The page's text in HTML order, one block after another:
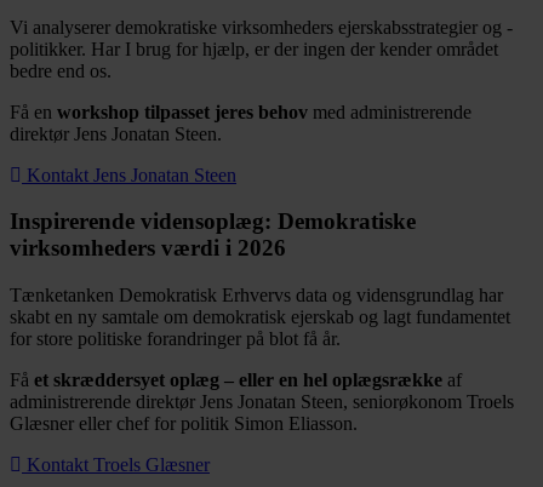
Vi analyserer demokratiske virksomheders ejerskabsstrategier og -
politikker. Har I brug for hjælp, er der ingen der kender området
bedre end os.
Få en workshop tilpasset jeres behov med administrerende
direktør Jens Jonatan Steen.
Kontakt Jens Jonatan Steen
Inspirerende vidensoplæg: Demokratiske
virksomheders værdi i 2026
Tænketanken Demokratisk Erhvervs data og vidensgrundlag har
skabt en ny samtale om demokratisk ejerskab og lagt fundamentet
for store politiske forandringer på blot få år.
Få et skræddersyet oplæg – eller en hel oplægsrække af
administrerende direktør Jens Jonatan Steen, seniorøkonom Troels
Glæsner eller chef for politik Simon Eliasson.
Kontakt Troels Glæsner